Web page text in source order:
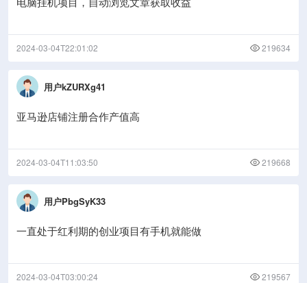
2024-03-04T22:01:02 219634
用户kZURXg41
亚马逊店铺注册合作产值高
2024-03-04T11:03:50 219668
用户PbgSyK33
一直处于红利期的创业项目有手机就能做
2024-03-04T03:00:24 219567